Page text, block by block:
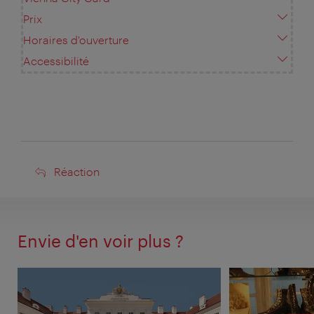
Prix
Horaires d'ouverture
Accessibilité
Réaction
Réaction
Envie d'en voir plus ?